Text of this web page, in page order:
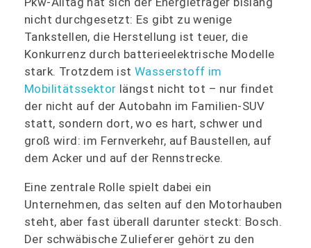
nicht durchgesetzt: Es gibt zu wenige
Tankstellen, die Herstellung ist teuer, die
Konkurrenz durch batterieelektrische Modelle
stark. Trotzdem ist Wasserstoff im
Mobilitätssektor längst nicht tot – nur findet
der nicht auf der Autobahn im Familien-SUV
statt, sondern dort, wo es hart, schwer und
groß wird: im Fernverkehr, auf Baustellen, auf
dem Acker und auf der Rennstrecke.
Eine zentrale Rolle spielt dabei ein
Unternehmen, das selten auf den Motorhauben
steht, aber fast überall darunter steckt: Bosch.
Der schwäbische Zulieferer gehört zu den